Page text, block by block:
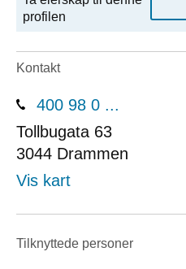
profilen
Kontakt
400 98 0 ...
Tollbugata 63
3044 Drammen
Vis kart
Tilknyttede personer